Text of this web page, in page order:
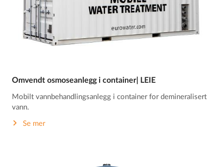
Omvendt osmoseanlegg i container| LEIE
Mobilt vannbehandlingsanlegg i container for demineralisert
vann.
Se mer